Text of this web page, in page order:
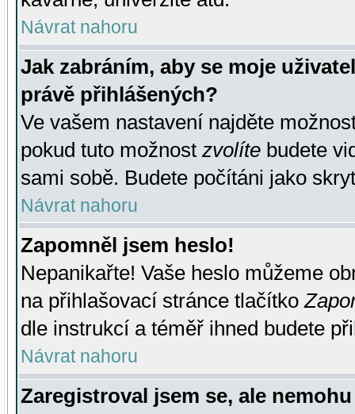
Návrat nahoru
Jak zabráním, aby se moje
právě přihlášených?
Ve vašem nastavení najděte
pokud tuto možnost zvolíte budete
sami sobě. Budete počítáni jako
Návrat nahoru
Zapomněl jsem heslo!
Nepanikařte! Vaše heslo můžeme
na přihlašovací stránce tlačítko
dle instrukcí a téměř ihned budete
Návrat nahoru
Zaregistroval jsem se, ale